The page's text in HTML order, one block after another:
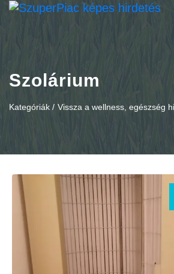
Szolárium
Kategóriák / Vissza a wellness, egészség